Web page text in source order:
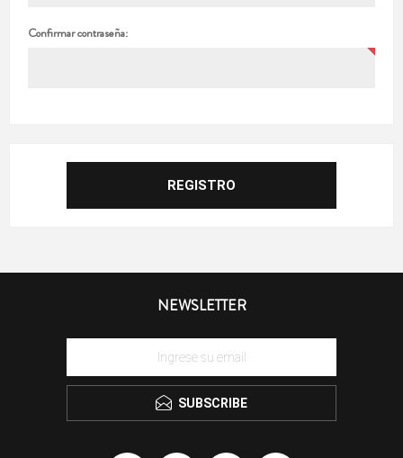
Confirmar contraseña:
NEWSLETTER
SUBSCRIBE